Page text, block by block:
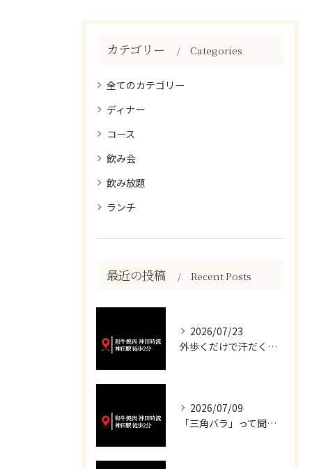
カテゴリー Categories
全てのカテゴリー
ディナー
コース
飲み会
飲み放題
ランチ
最近の投稿 Recent Posts
2026/07/23
外歩くだけで汗だくになる暑さですね💦
2026/07/09
「三角バラ」って聞くと脂っこいイメージが強いかもしれませんが...